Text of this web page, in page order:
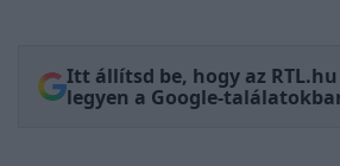
Itt állítsd be, hogy az
legyen a Google-